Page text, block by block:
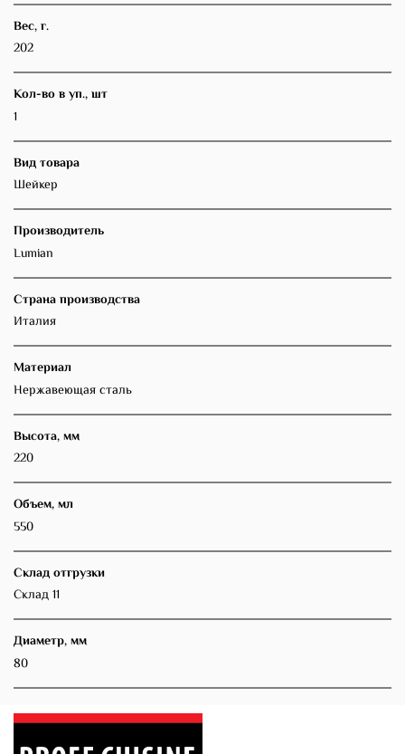
Вес, г.
202
Кол-во в уп., шт
1
Вид товара
Шейкер
Производитель
Lumian
Страна производства
Италия
Материал
Нержавеющая сталь
Высота, мм
220
Объем, мл
550
Склад отгрузки
Склад 11
Диаметр, мм
80